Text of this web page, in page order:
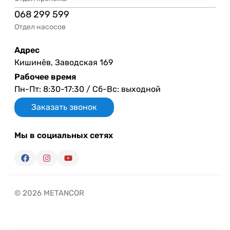
068 299 599
Отдел насосов
Адрес
Кишинёв, Заводская 169
Рабочее время
Пн-Пт: 8:30-17:30 / Сб-Вс: выходной
Заказать звонок
Мы в социальных сетях
© 2026 METANCOR